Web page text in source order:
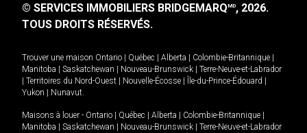
© SERVICES IMMOBILIERS BRIDGEMARQMD, 2026.
TOUS DROITS RÉSERVÉS.
Trouver une maison Ontario Québec Alberta Colombie-Britannique
Manitoba
Saskatchewan Nouveau-Brunswick
Terre-Neuve-et-Labrador
Territoires du Nord-Ouest Nouvelle-Écosse Île-du-Prince-Édouard
Yukon
Nunavut.
Maisons à louer - Ontario Québec Alberta Colombie-Britannique
Manitoba
Saskatchewan Nouveau-Brunswick
Terre-Neuve-et-Labrador